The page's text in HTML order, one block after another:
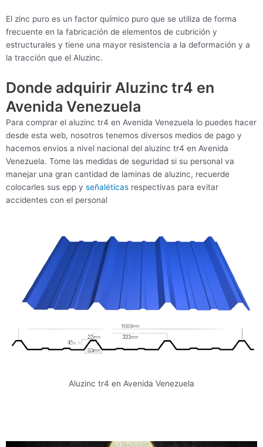
El zinc puro es un factor químico puro que se utiliza de forma
frecuente en la fabricación de elementos de cubrición y
estructurales y tiene una mayor resistencia a la deformación y a
la tracción que el Aluzinc.
Donde adquirir Aluzinc tr4 en
Avenida Venezuela
Para comprar el aluzinc tr4 en Avenida Venezuela lo puedes hacer
desde esta web, nosotros tenemos diversos medios de pago y
hacemos envios a nivel nacional del aluzinc tr4 en Avenida
Venezuela. Tome las medidas de seguridad si su personal va
manejar una gran cantidad de laminas de aluzinc, recuerde
colocarles sus epp y señaléticas respectivas para evitar
accidentes con el personal
Aluzinc tr4 en Avenida Venezuela